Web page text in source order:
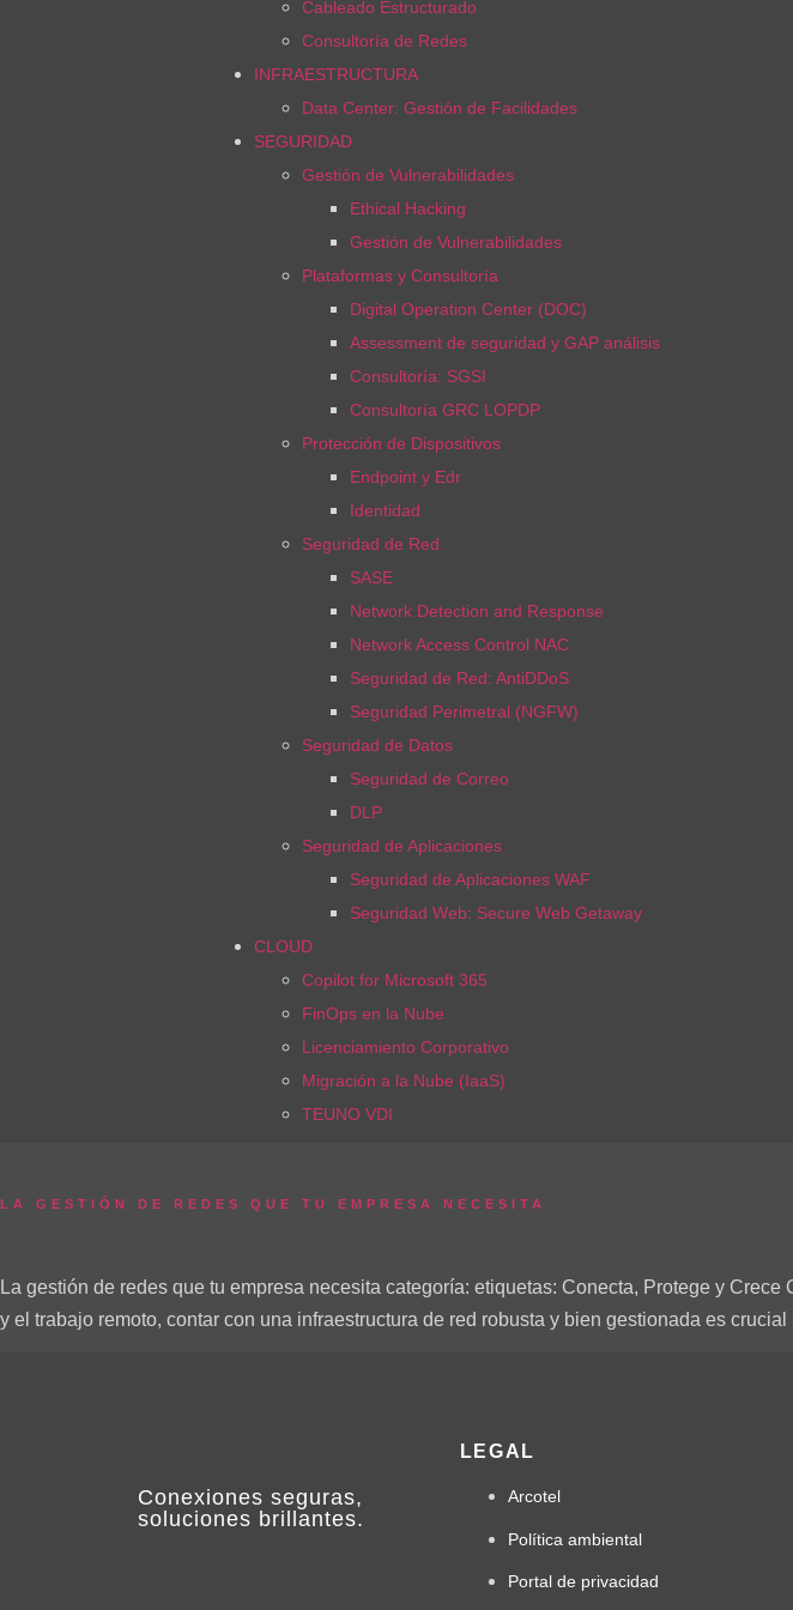
Cableado Estructurado
Consultoría de Redes
INFRAESTRUCTURA
Data Center: Gestión de Facilidades
SEGURIDAD
Gestión de Vulnerabilidades
Ethical Hacking
Gestión de Vulnerabilidades
Plataformas y Consultoría
Digital Operation Center (DOC)
Assessment de seguridad y GAP análisis
Consultoría: SGSI
Consultoría GRC LOPDP
Protección de Dispositivos
Endpoint y Edr
Identidad
Seguridad de Red
SASE
Network Detection and Response
Network Access Control NAC
Seguridad de Red: AntiDDoS
Seguridad Perimetral (NGFW)
Seguridad de Datos
Seguridad de Correo
DLP
Seguridad de Aplicaciones
Seguridad de Aplicaciones WAF
Seguridad Web: Secure Web Getaway
CLOUD
Copilot for Microsoft 365
FinOps en la Nube
Licenciamiento Corporativo
Migración a la Nube (IaaS)
TEUNO VDI
LA GESTIÓN DE REDES QUE TU EMPRESA NECESITA
La gestión de redes que tu empresa necesita categoría: etiquetas: Conecta, Protege y
y el trabajo remoto, contar con una infraestructura de red robusta y bien gestionada es
Conexionesseguras,
soluciones brillantes.
LEGAL
Arcotel
Política ambiental
Portal de privacidad